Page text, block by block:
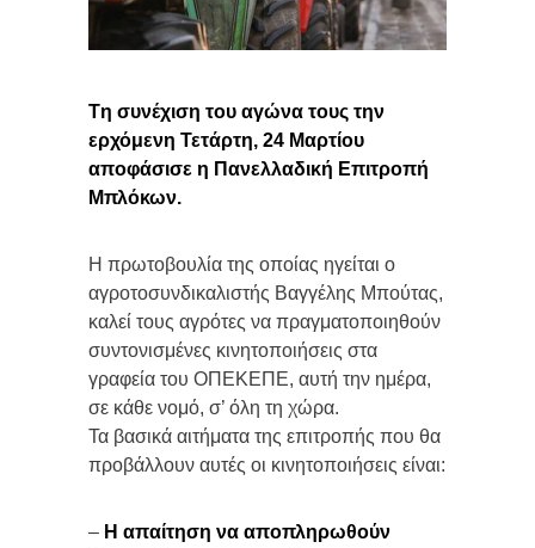
Tη συνέχιση του αγώνα τους την
ερχόμενη Τετάρτη, 24 Μαρτίου
αποφάσισε η Πανελλαδική Επιτροπή
Μπλόκων.
Η πρωτοβουλία της οποίας ηγείται ο
αγροτοσυνδικαλιστής Βαγγέλης Μπούτας,
καλεί τους αγρότες να πραγματοποιηθούν
συντονισμένες κινητοποιήσεις στα
γραφεία του ΟΠΕΚΕΠΕ, αυτή την ημέρα,
σε κάθε νομό, σ’ όλη τη χώρα.
Τα βασικά αιτήματα της επιτροπής που θα
προβάλλουν αυτές οι κινητοποιήσεις είναι:
– Η απαίτηση να αποπληρωθούν